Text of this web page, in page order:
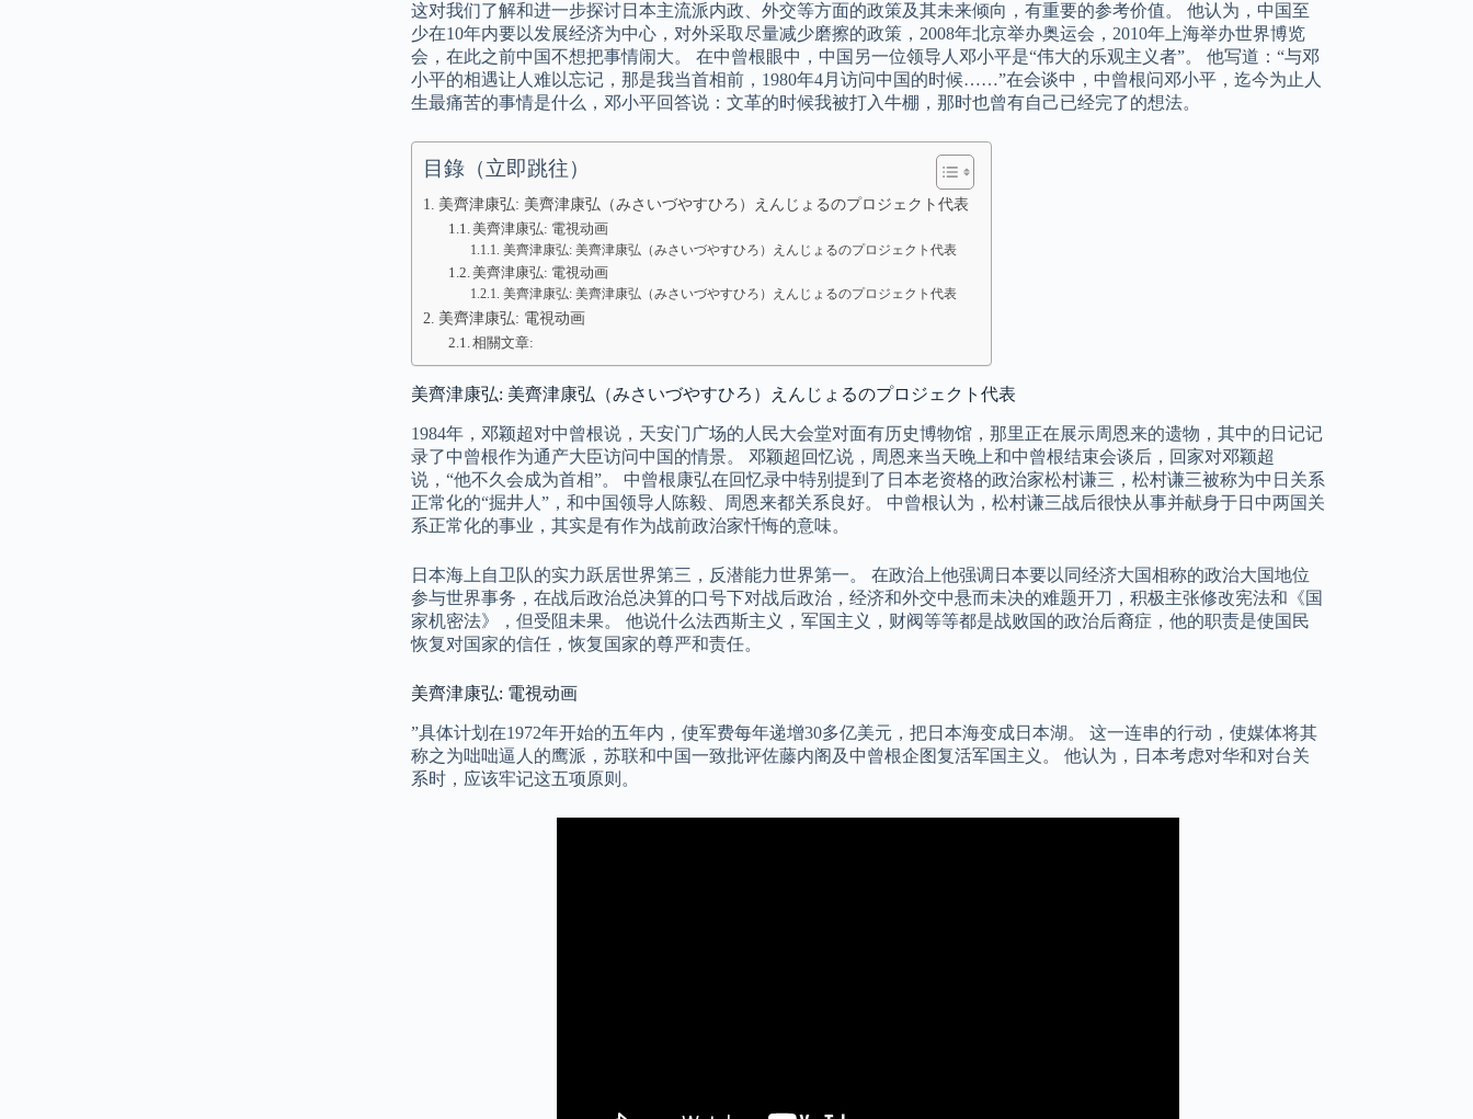
这对我们了解和进一步探讨日本主流派内政、外交等方面的政策及其未来倾向，有重要的参考价值。 他认为，中国至
少在10年内要以发展经济为中心，对外采取尽量减少磨擦的政策，2008年北京举办奥运会，2010年上海举办世界博览
会，在此之前中国不想把事情闹大。 在中曾根眼中，中国另一位领导人邓小平是“伟大的乐观主义者”。 他写道：“与邓
小平的相遇让人难以忘记，那是我当首相前，1980年4月访问中国的时候……”在会谈中，中曾根问邓小平，迄今为止人
生最痛苦的事情是什么，邓小平回答说：文革的时候我被打入牛棚，那时也曾有自己已经完了的想法。
目錄（立即跳往）
美齊津康弘: 美齊津康弘（みさいづやすひろ）えんじょるのプロジェクト代表
美齊津康弘: 電視动画
美齊津康弘: 美齊津康弘（みさいづやすひろ）えんじょるのプロジェクト代表
美齊津康弘: 電視动画
美齊津康弘: 美齊津康弘（みさいづやすひろ）えんじょるのプロジェクト代表
美齊津康弘: 電視动画
相關文章:
美齊津康弘: 美齊津康弘（みさいづやすひろ）えんじょるのプロジェクト代表
1984年，邓颖超对中曾根说，天安门广场的人民大会堂对面有历史博物馆，那里正在展示周恩来的遗物，其中的日记记
录了中曾根作为通产大臣访问中国的情景。 邓颖超回忆说，周恩来当天晚上和中曾根结束会谈后，回家对邓颖超
说，“他不久会成为首相”。 中曾根康弘在回忆录中特别提到了日本老资格的政治家松村谦三，松村谦三被称为中日关系
正常化的“掘井人”，和中国领导人陈毅、周恩来都关系良好。 中曾根认为，松村谦三战后很快从事并献身于日中两国关
系正常化的事业，其实是有作为战前政治家忏悔的意味。
日本海上自卫队的实力跃居世界第三，反潜能力世界第一。 在政治上他强调日本要以同经济大国相称的政治大国地位
参与世界事务，在战后政治总决算的口号下对战后政治，经济和外交中悬而未决的难题开刀，积极主张修改宪法和《国
家机密法》，但受阻未果。 他说什么法西斯主义，军国主义，财阀等等都是战败国的政治后裔症，他的职责是使国民
恢复对国家的信任，恢复国家的尊严和责任。
美齊津康弘: 電視动画
”具体计划在1972年开始的五年内，使军费每年递增30多亿美元，把日本海变成日本湖。 这一连串的行动，使媒体将其
称之为咄咄逼人的鹰派，苏联和中国一致批评佐藤内阁及中曾根企图复活军国主义。 他认为，日本考虑对华和对台关
系时，应该牢记这五项原则。